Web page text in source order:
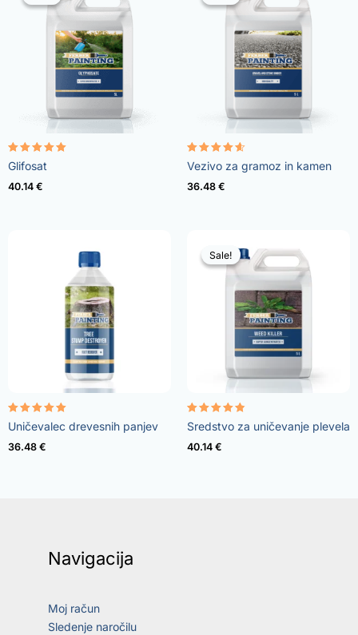
Ocenjeno
4.96
od 5
Glifosat
40.14 €
Ocenjeno
4.57
od 5
Vezivo za gramoz in kamen
36.48 €
Ocenjeno
5.00
od 5
Uničevalec drevesnih panjev
36.48 €
Sale!
Sale!
Ocenjeno
4.73
od 5
Sredstvo za uničevanje plevela
40.14 €
Navigacija
Moj račun
Sledenje naročilu